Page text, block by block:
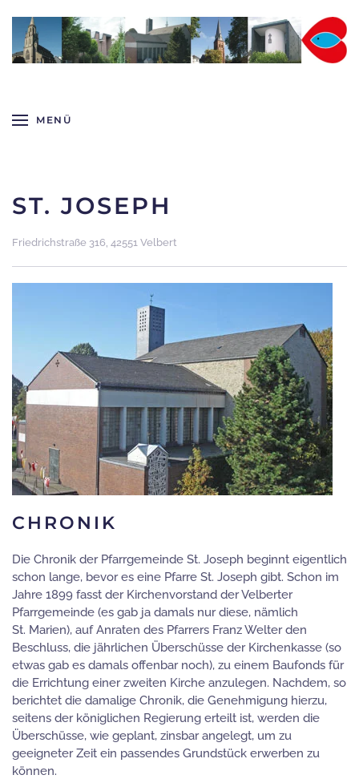
Zum Hauptinhalt springen
MENÜ
ST. JOSEPH
Friedrichstraße 316, 42551 Velbert
CHRONIK
Die Chronik der Pfarrgemeinde St. Joseph beginnt eigentlich
schon lange, bevor es eine Pfarre St. Joseph gibt. Schon im
Jahre 1899 fasst der Kirchenvorstand der Velberter
Pfarrgemeinde (es gab ja damals nur diese, nämlich
St. Marien), auf Anraten des Pfarrers Franz Welter den
Beschluss, die jährlichen Überschüsse der Kirchenkasse (so
etwas gab es damals offenbar noch), zu einem Baufonds für
die Errichtung einer zweiten Kirche anzulegen. Nachdem, so
berichtet die damalige Chronik, die Genehmigung hierzu,
seitens der königlichen Regierung erteilt ist, werden die
Überschüsse, wie geplant, zinsbar angelegt, um zu
geeigneter Zeit ein passendes Grundstück erwerben zu
können.